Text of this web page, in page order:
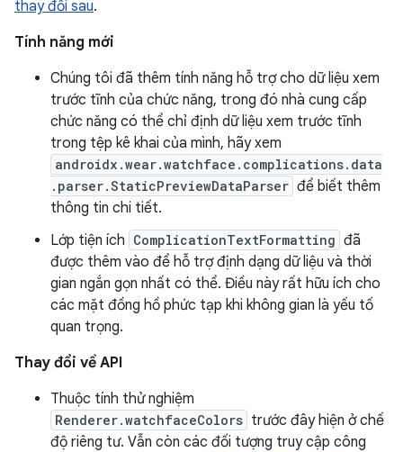
thay đổi sau.
Tính năng mới
Chúng tôi đã thêm tính năng hỗ trợ cho dữ liệu xem
trước tĩnh của chức năng, trong đó nhà cung cấp
chức năng có thể chỉ định dữ liệu xem trước tĩnh
trong tệp kê khai của mình, hãy xem
androidx.wear.watchface.complications.data
.parser.StaticPreviewDataParser để biết thêm
thông tin chi tiết.
Lớp tiện ích ComplicationTextFormatting đã
được thêm vào để hỗ trợ định dạng dữ liệu và thời
gian ngắn gọn nhất có thể. Điều này rất hữu ích cho
các mặt đồng hồ phức tạp khi không gian là yếu tố
quan trọng.
Thay đổi về API
Thuộc tính thử nghiệm
Renderer.watchfaceColors trước đây hiện ở chế
độ riêng tư. Vẫn còn các đối tượng truy cập công